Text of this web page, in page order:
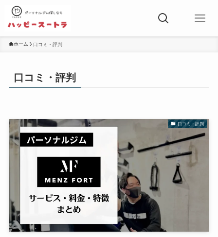
ホーム 口コミ・評判
口コミ・評判
口コミ・評判